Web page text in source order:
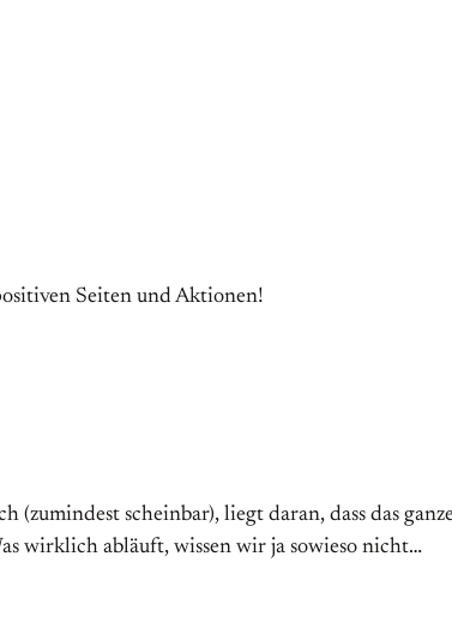
Seiten und Aktionen!
scheinbar), liegt daran, dass das
wirklich abläuft, wissen wir ja sowieso nicht…